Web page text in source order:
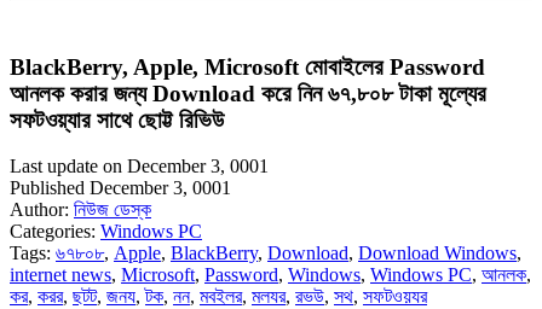
BlackBerry, Apple, Microsoft মোবাইলের Password
আনলক করার জন্য Download করে নিন ৬৭,৮০৮ টাকা মূল্যের
সফটওয়্যার সাথে ছোট্ট রিভিউ
Last update on December 3, 0001
Published December 3, 0001
Author: নিউজ ডেস্ক
Categories: Windows PC
Tags: ৬৭৮০৮, Apple, BlackBerry, Download, Download Windows,
internet news, Microsoft, Password, Windows, Windows PC, আনলক,
কর, করর, ছটট, জনয,টক, নন, মবইলর, মলযর, রভউ, সথ, সফটওয়যর